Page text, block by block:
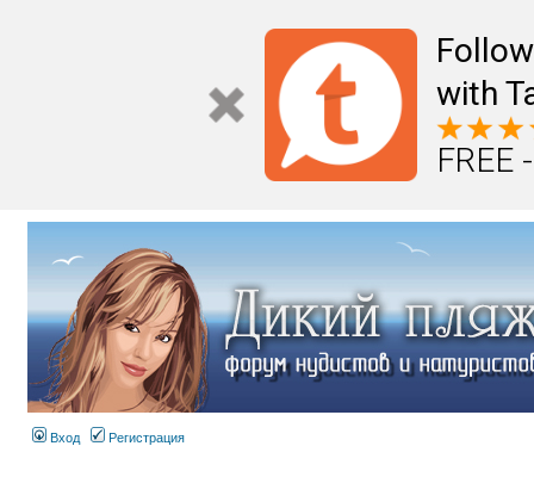
with
FREE
Вход Регистрация